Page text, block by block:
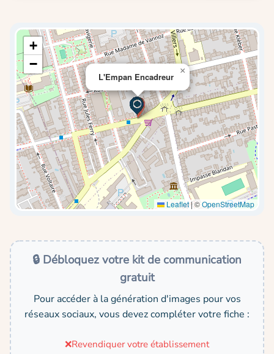
L'Empan Encadreur
×
+
−
Leaflet|©OpenStreetMap
🔒 Débloquez votre kit de communication
gratuit
Pour accéder à la génération d'images pour vos
réseaux sociaux, vous devez compléter votre fiche :
❌Revendiquer votre établissement